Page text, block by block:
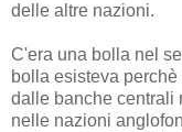
delle altre nazioni.
C'era una bolla nel
bolla esisteva
dalle banche centrali
nelle nazioni